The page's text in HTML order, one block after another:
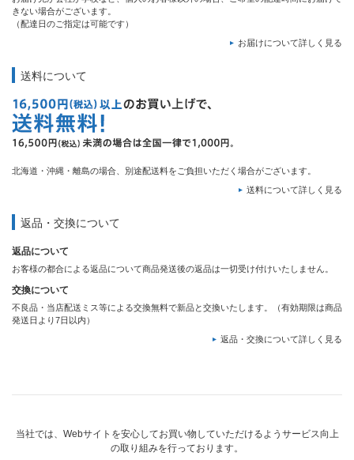
きない場合がございます。
（配達日のご指定は可能です）
お届けについて詳しく見る
送料について
北海道・沖縄・離島の場合、別途配送料をご負担いただく場合がございます。
送料について詳しく見る
返品・交換について
返品について
お客様の都合による返品について商品発送後の返品は一切受け付けいたしません。
交換について
不良品・当店配送ミス等による交換無料で新品と交換いたします。（有効期限は商品
発送日より7日以内）
返品・交換について詳しく見る
当社では、Webサイトを安心してお買い物していただけるようサービス向上
の取り組みを行っております。